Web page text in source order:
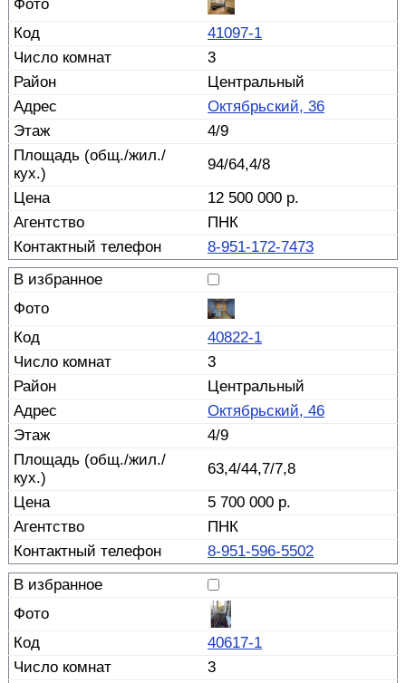
41097-1
3
Центральный
Октябрьский, 36
4/9
94/64,4/8
12 500 000 р.
ПНК
8-951-172-7473
40822-1
3
Центральный
Октябрьский, 46
4/9
63,4/44,7/7,8
5 700 000 р.
ПНК
8-951-596-5502
40617-1
3